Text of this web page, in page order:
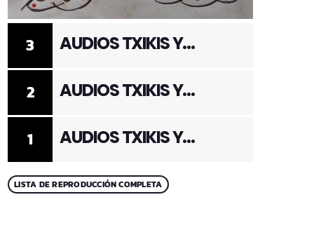
1 AUDIOS TXIKIS Y
2 AUDIOS TXIKIS Y
3 AUDIOS TXIKIS Y
LISTA DE REPRODUCCIÓN COMPLETA